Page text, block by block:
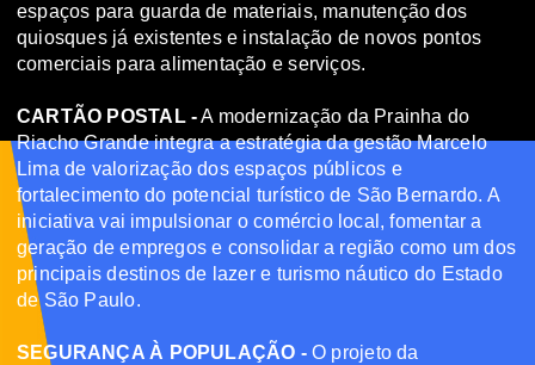
espaços para guarda de materiais, manutenção dos
quiosques já existentes e instalação de novos pontos
comerciais para alimentação e serviços.
CARTÃO POSTAL -A modernização da Prainha do
Riacho Grande integra a estratégia da gestão Marcelo
Lima de valorização dos espaços públicos e
fortalecimento do potencial turístico de São Bernardo. A
iniciativa vai impulsionar o comércio local, fomentar a
geração de empregos e consolidar a região como um dos
principais destinos de lazer e turismo náutico do Estado
de São Paulo.
SEGURANÇA À POPULAÇÃO -O projeto da